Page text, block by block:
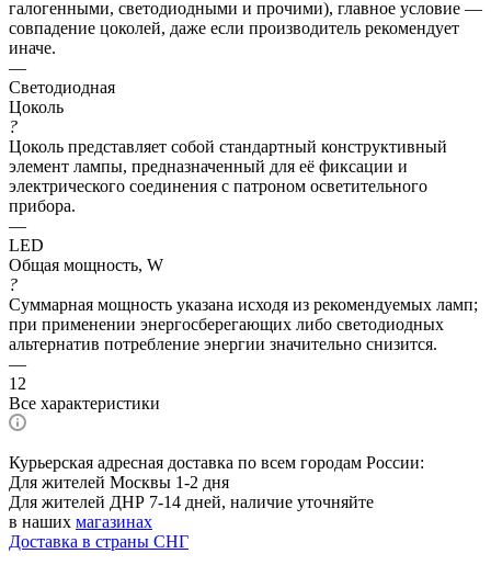
галогенными, светодиодными и прочими), главное условие —
совпадение цоколей, даже если производитель рекомендует
иначе.
—
Светодиодная
Цоколь
?
Цоколь представляет собой стандартный конструктивный
элемент лампы, предназначенный для её фиксации и
электрического соединения с патроном осветительного
прибора.
—
LED
Общая мощность, W
?
Суммарная мощность указана исходя из рекомендуемых ламп;
при применении энергосберегающих либо светодиодных
альтернатив потребление энергии значительно снизится.
—
12
Все характеристики
Курьерская адресная доставка по всем городам России:
Для жителей Москвы 1-2 дня
Для жителей ДНР 7-14 дней, наличие уточняйте
в наших магазинах
Доставка в страны СНГ